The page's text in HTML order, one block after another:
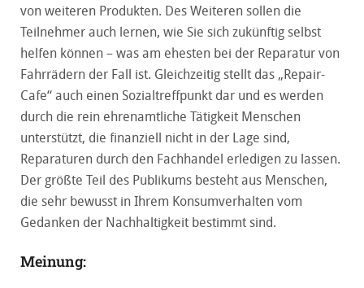
von weiteren Produkten. Des Weiteren sollen die
Teilnehmer auch lernen, wie Sie sich zukünftig selbst
helfen können – was am ehesten bei der Reparatur von
Fahrrädern der Fall ist. Gleichzeitig stellt das „Repair-
Cafe“ auch einen Sozialtreffpunkt dar und es werden
durch die rein ehrenamtliche Tätigkeit Menschen
unterstützt, die finanziell nicht in der Lage sind,
Reparaturen durch den Fachhandel erledigen zu lassen.
Der größte Teil des Publikums besteht aus Menschen,
die sehr bewusst in Ihrem Konsumverhalten vom
Gedanken der Nachhaltigkeit bestimmt sind.
Meinung: